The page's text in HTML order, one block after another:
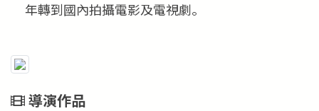
年轉到國內拍攝電影及電視劇。
導演作品